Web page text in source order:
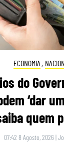
ECONOMIA ,
do
‘dar
quem
07:42 8 Agosto, 2026 |